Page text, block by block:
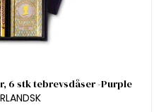
6 stk tebrevsdåser -Purple